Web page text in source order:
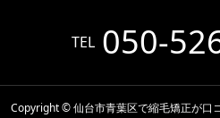
TEL 050-
Copyright © 仙台市青葉区で縮毛矯正が口